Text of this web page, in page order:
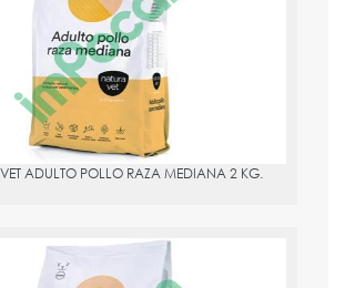
ADULTO POLLO RAZA MEDIANA 2 KG.
ADULTO POLLO RAZA PEQUEñA 2 KG.